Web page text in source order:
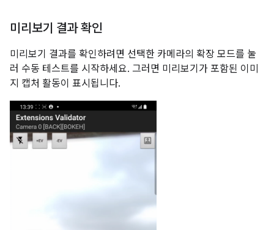
미리보기 결과 확인
미리보기 결과를 확인하려면 선택한 카메라의 확장 모드를 눌
러 수동 테스트를 시작하세요. 그러면 미리보기가 포함된 이미
지 캡처 활동이 표시됩니다.